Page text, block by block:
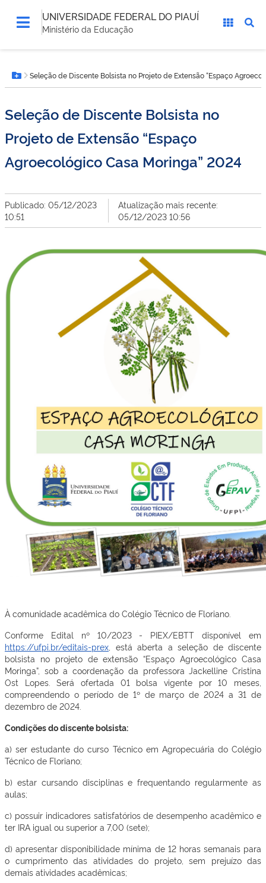
UNIVERSIDADE FEDERAL DO PIAUÍ
Ministério da Educação
está
aqui:Botão Menu
Seleção de Discente Bolsista no Projeto de Extensão “Espaço
Seleção de Discente Bolsista no
Projeto de Extensão “Espaço
Agroecológico Casa Moringa” 2024
Publicado: 05/12/2023
10:51
Atualização mais recente:
05/12/2023 10:56
À comunidade acadêmica do Colégio Técnico de Floriano.
Conforme Edital nº 10/2023 - PIEX/EBTT disponível em
https://ufpi.br/editais-prex , está aberta a seleção de discente
bolsista no projeto de extensão “Espaço Agroecológico Casa
Moringa”, sob a coordenação da professora Jackelline Cristina
Ost Lopes. Será ofertada 01 bolsa vigente por 10 meses,
compreendendo o período de 1º de março de 2024 a 31 de
dezembro de 2024.
Condições do discente bolsista:
a) ser estudante do curso Técnico em Agropecuária do Colégio
Técnico de Floriano;
b) estar cursando disciplinas e frequentando regularmente as
aulas;
c) possuir indicadores satisfatórios de desempenho acadêmico e
ter IRA igual ou superior a 7,00 (sete);
d) apresentar disponibilidade mínima de 12 horas semanais para
o cumprimento das atividades do projeto, sem prejuízo das
demais atividades acadêmicas;